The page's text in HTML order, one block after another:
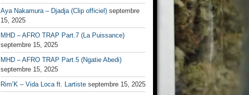
Aya Nakamura – Djadja (Clip officiel) septembre
15, 2025
MHD – AFRO TRAP Part.7 (La Puissance)
septembre 15, 2025
MHD – AFRO TRAP Part.5 (Ngatie Abedi)
septembre 15, 2025
Rim’K – Vida Loca ft. Lartiste septembre 15, 2025